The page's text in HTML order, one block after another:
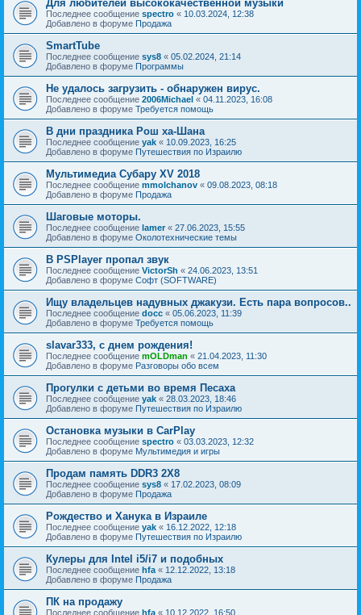
Для любителей высококачественной музыки
Последнее сообщение spectro « 10.03.2024, 12:38
Добавлено в форуме Продажа
SmartTube
Последнее сообщение sys8 « 05.02.2024, 21:14
Добавлено в форуме Программы
Не удалось загрузить - обнаружен вирус.
Последнее сообщение 2006Michael « 04.11.2023, 16:08
Добавлено в форуме Требуется помощь
В дни праздника Рош ха-Шана
Последнее сообщение yak « 10.09.2023, 16:25
Добавлено в форуме Путешествия по Израилю
Мультимедиа Субару XV 2018
Последнее сообщение mmolchanov « 09.08.2023, 08:18
Добавлено в форуме Продажа
Шаговые моторы.
Последнее сообщение lamer « 27.06.2023, 15:55
Добавлено в форуме Околотехнические темы
В PSPlayer пропал звук
Последнее сообщение VictorSh « 24.06.2023, 13:51
Добавлено в форуме Софт (SOFTWARE)
Ищу владельцев надувных джакузи. Есть пара вопросов..
Последнее сообщение docc « 05.06.2023, 11:39
Добавлено в форуме Требуется помощь
slavar333, с днем рождения!
Последнее сообщение mOLDman « 21.04.2023, 11:30
Добавлено в форуме Разговоры обо всем
Прогулки с детьми во время Песаха
Последнее сообщение yak « 28.03.2023, 18:46
Добавлено в форуме Путешествия по Израилю
Остановка музыки в CarPlay
Последнее сообщение spectro « 03.03.2023, 12:32
Добавлено в форуме Мультимедия и игры
Продам память DDR3 2X8
Последнее сообщение sys8 « 17.02.2023, 08:09
Добавлено в форуме Продажа
Рождество и Ханука в Израиле
Последнее сообщение yak « 16.12.2022, 12:18
Добавлено в форуме Путешествия по Израилю
Кулеры для Intel i5/i7 и подобных
Последнее сообщение hfa « 12.12.2022, 13:18
Добавлено в форуме Продажа
ПК на продажу
Последнее сообщение hfa « 10.12.2022, 16:50